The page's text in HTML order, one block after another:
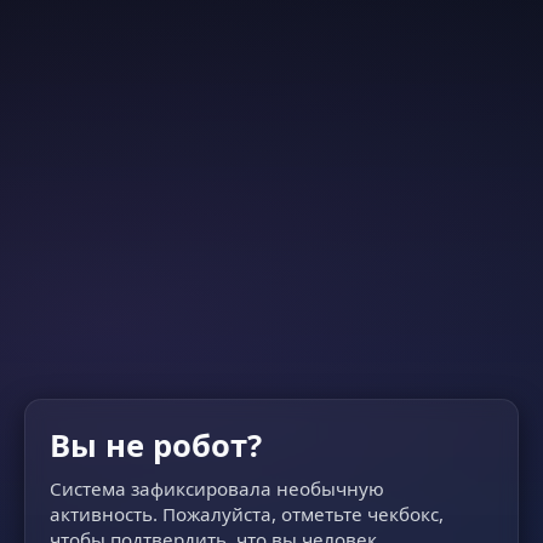
Вы не робот?
Система зафиксировала необычную
активность. Пожалуйста, отметьте чекбокс,